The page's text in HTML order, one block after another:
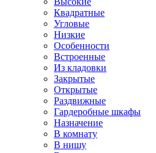
Квадратные
Угловые
Низкие
Особенности
Встроенные
Из кладовки
Закрытые
Открытые
Раздвижные
Гардеробные шкафы
Назначение
В комнату
В нишу